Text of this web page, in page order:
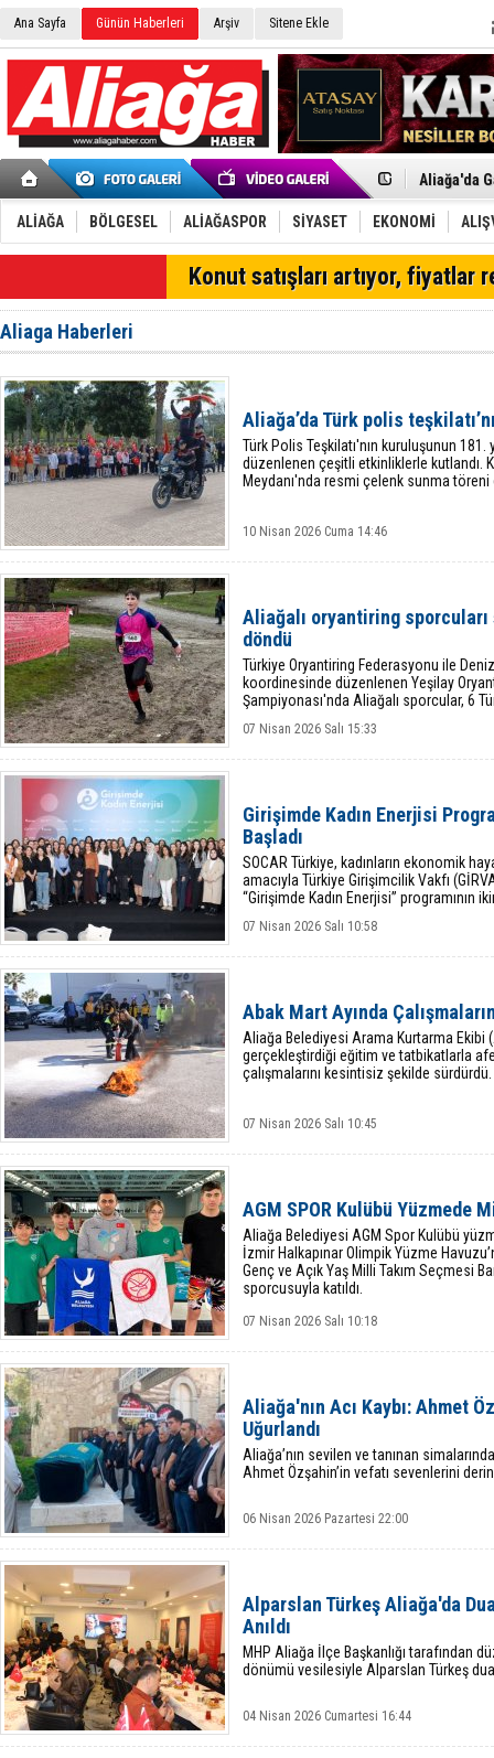
Ana Sayfa Günün Haberleri Arşiv Sitene Ekle
Menemen
Furkan
Chp
AK Parti
SOCAR
Trafiği
Alto,
Chp
Aliağa-
ALİAĞA BÖLGESEL ALİAĞASPOR SİYASET EKONOMİ
Konut satışları artıyor, fiyatlar
Aliaga Haberleri
Aliağa’da Türk polis
Türk Polis Teşkilatı'nın kuruluşunun
düzenlenen çeşitli etkinliklerle kutlandı.
Meydanı'nda resmi çelenk sunma
10 Nisan 2026 Cuma 14:46
Aliağalı oryantiring
döndü
Türkiye Oryantiring Federasyonu ile
koordinesinde düzenlenen Yeşilay
Şampiyonası'nda Aliağalı sporcular, 6
07 Nisan 2026 Salı 15:33
Girişimde Kadın Enerjisi
Başladı
SOCAR Türkiye, kadınların ekonomik
amacıyla Türkiye Girişimcilik Vakfı
“Girişimde Kadın Enerjisi” programının
07 Nisan 2026 Salı 10:58
Abak Mart Ayında
Aliağa Belediyesi Arama Kurtarma Ekibi
gerçekleştirdiği eğitim ve tatbikatlarla
çalışmalarını kesintisiz şekilde sürdürdü.
07 Nisan 2026 Salı 10:45
AGM SPOR Kulübü Yüzmede
Aliağa Belediyesi AGM Spor Kulübü
İzmir Halkapınar Olimpik Yüzme
Genç ve Açık Yaş Milli Takım Seçmesi
sporcusuyla katıldı.
07 Nisan 2026 Salı 10:18
Aliağa'nın Acı Kaybı: Ahmet
Uğurlandı
Aliağa’nın sevilen ve tanınan
Ahmet Özşahin’in vefatı sevenlerini
06 Nisan 2026 Pazartesi 22:00
Alparslan Türkeş Aliağa'da
Anıldı
MHP Aliağa İlçe Başkanlığı tarafından
dönümü vesilesiyle Alparslan Türkeş
04 Nisan 2026 Cumartesi 16:44